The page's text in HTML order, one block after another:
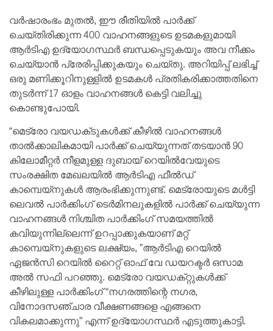
വർഷാരംഭം മുതൽ, ഈ രീതിയിൽ പാർക്ക്
ചെയ്തിരിക്കുന്ന 400 വാഹനങ്ങളുടെ ഉടമകളുമായി
ആർടിഎ ഉദ്യോഗസ്ഥർ ബന്ധപ്പെടുകയും അവ നീക്കം
ചെയ്യാൻ പ്രേരിപ്പിക്കുകയും ചെയ്തു. അറിയിപ്പ് ലഭിച്ച്
ഒരു മണിക്കൂറിനുള്ളിൽ ഉടമകൾ പ്രതികരിക്കാത്തതിനെ
തുടർന്ന് 17 ഓളം വാഹനങ്ങൾ കെട്ടി വലിച്ചു
കൊണ്ടുപോയി.
“മെട്രോ വയഡക്‌ടുകൾക്ക് കീഴിൽ വാഹനങ്ങൾ
താൽക്കാലികമായി പാർക്ക് ചെയ്യുന്നത് തടയാൻ 90
കിലോമീറ്റർ നീളമുള്ള ദുബായ് റെയിൽവേയുടെ
സംരക്ഷിത മേഖലയിൽ ആർടിഎ ഫീൽഡ്
കാമ്പെയ്‌നുകൾ ആരംഭിക്കുന്നുണ്ട്. മെട്രോയുടെ മൾട്ടി
ലെവൽ പാർക്കിംഗ് ടെർമിനലുകളിൽ പാർക്ക് ചെയ്യുന്ന
വാഹനങ്ങൾ നിശ്ചിത പാർക്കിംഗ് സമയത്തിൽ
കവിയുന്നില്ലെന്ന് ഉറപ്പാക്കുകയാണ് മറ്റ്
കാമ്പെയ്‌നുകളുടെ ലക്ഷ്യം, ”ആർടിഎ റെയിൽ
ഏജൻസി റെയിൽ റൈറ്റ് ഓഫ് വേ ഡയറക്ടർ ഒസാമ
അൽ സഫി പറഞ്ഞു. മെട്രോ വയഡക്‌റ്റുകൾക്ക്
കീഴിലുള്ള പാർക്കിംഗ് “നഗരത്തിന്റെ നഗര,
വിനോദസഞ്ചാര വീക്ഷണങ്ങളെ എങ്ങനെ
വികലമാക്കുന്നു” എന്ന് ഉദ്യോഗസ്ഥർ എടുത്തുകാട്ടി.